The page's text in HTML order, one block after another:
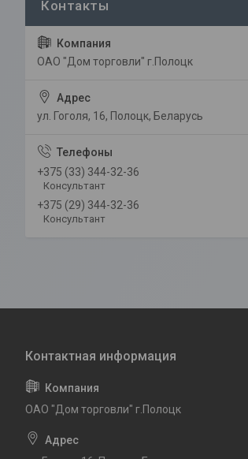
ОАО "Дом торговли" г.Полоцк
ул. Гоголя, 16, Полоцк, Беларусь
+375 (33) 344-32-36
Консультант
+375 (29) 344-32-36
Консультант
ОАО "Дом торговли" г.Полоцк